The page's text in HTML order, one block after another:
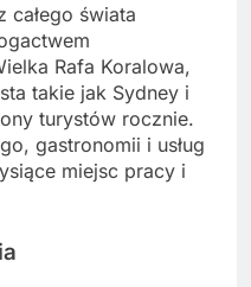
całego świata
Rafa Koralowa,
takie jak Sydney i
turystów rocznie.
gastronomii i usług
miejsc pracy i